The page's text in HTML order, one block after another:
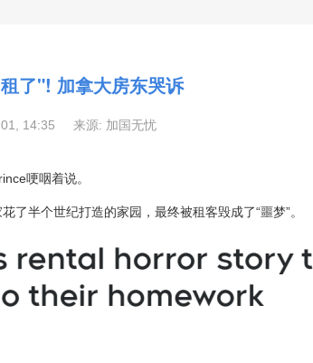
了"! 加拿大房东哭诉
01, 14:35 来源: 加国无忧
哽咽着说。
半个世纪打造的家园，最终被租客毁成了“噩梦”。